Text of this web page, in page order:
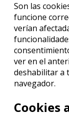
Son las
funcione
verían
ver en el
deshabilitar a
navegador.
Cookies